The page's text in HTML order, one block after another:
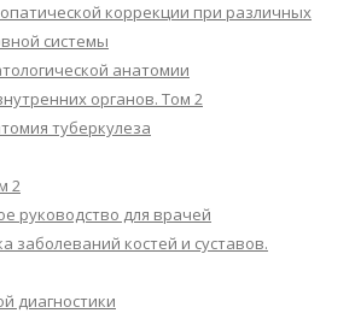
коррекции при различных
системы
анатомии
органов. Том 2
туберкулеза
2
руководство для врачей
заболеваний костей и суставов.
диагностики